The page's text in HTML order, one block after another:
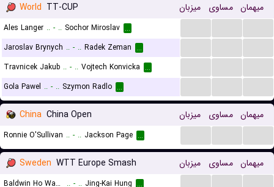
World TT-CUP میزبان مساوی میهمان
Ales Langer .. - .. Sochor Miroslav ...
Jaroslav Brynych .. - .. Radek Zeman ...
Travnicek Jakub .. - .. Vojtech Konvicka ...
Gola Pawel .. - .. Szymon Radlo ...
China China Open میزبان مساوی میهمان
Ronnie O'Sullivan .. - .. Jackson Page ...
Sweden WTT Europe Smash میزبان مساوی میهمان
Baldwin Ho Wah Chan .. - .. Jing-Kai Hung ...